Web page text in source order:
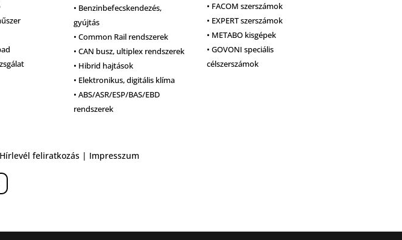
• Benzinbefecskendezés,
gyújtás
• Common Rail rendszerek
• CAN busz, ultiplex rendszerek
• Hibrid hajtások
• Elektronikus, digitális klíma
• ABS/ASR/ESP/BAS/EBD
rendszerek
• FACOM szerszámok
• EXPERT szerszámok
• METABO kisgépek
• GOVONI speciális
célszerszámok
Hírlevél feliratkozás | Impresszum